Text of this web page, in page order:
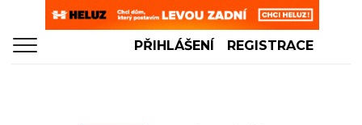
PŘIHLÁŠENÍ REGISTRACE